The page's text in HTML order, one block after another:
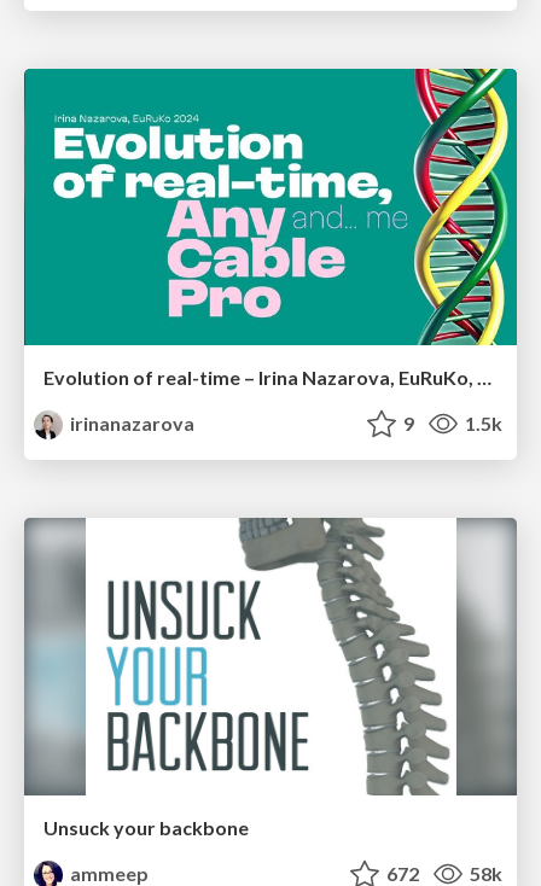
Evolution of real-time – Irina Nazarova, EuRuKo, 2024
irinanazarova
9 1.5k
Unsuck your backbone
ammeep
672 58k